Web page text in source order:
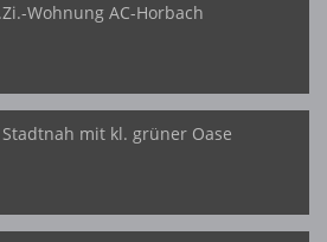
Wohnung AC-Horbach
Stadtnah mit kl. grüner Oase